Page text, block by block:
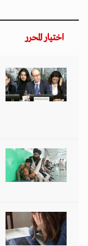
اختيار المحرر